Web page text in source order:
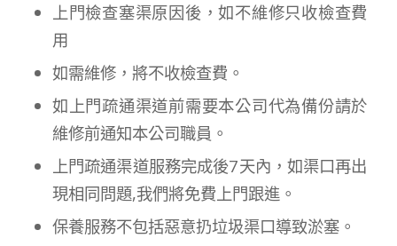
上門檢查塞渠原因後，如不維修只收檢查費
用
如需維修，將不收檢查費。
如上門疏通渠道前需要本公司代為備份請於
維修前通知本公司職員。
上門疏通渠道服務完成後7天內，如渠口再出
現相同問題,我們將免費上門跟進。
保養服務不包括惡意扔垃圾渠口導致淤塞。